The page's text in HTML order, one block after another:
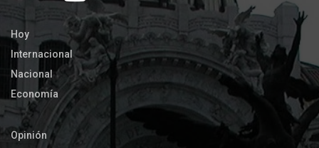
Hoy
Internacional
Nacional
Economía
Opinión